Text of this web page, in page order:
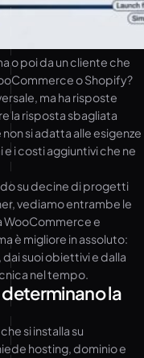
o poi da un cliente che
o Shopify?
ma ha risposte
la risposta sbagliata
si adatta alle esigenze
i costi aggiuntivi che ne
su decine di progetti
vediamo entrambe le
WooCommerce e
è migliore in assoluto:
suoi obiettivi e dalla
nel tempo.
la
si installa su
hosting, dominio e